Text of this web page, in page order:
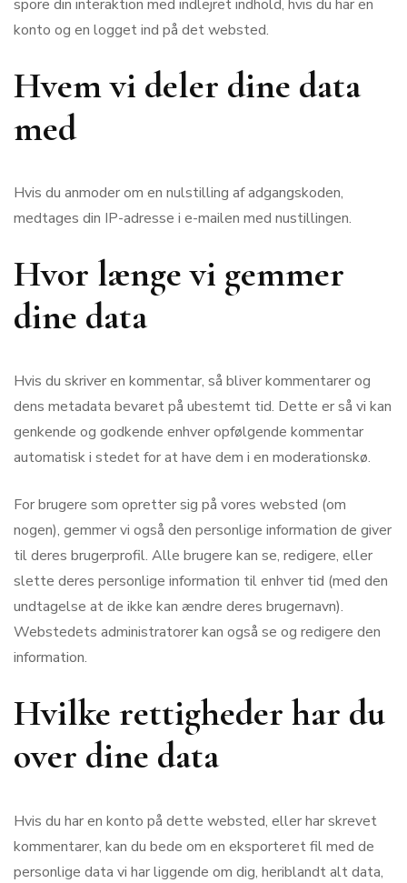
spore din interaktion med indlejret indhold, hvis du har en
konto og en logget ind på det websted.
Hvem vi deler dine data
med
Hvis du anmoder om en nulstilling af adgangskoden,
medtages din IP-adresse i e-mailen med nustillingen.
Hvor længe vi gemmer
dine data
Hvis du skriver en kommentar, så bliver kommentarer og
dens metadata bevaret på ubestemt tid. Dette er så vi kan
genkende og godkende enhver opfølgende kommentar
automatisk i stedet for at have dem i en moderationskø.
For brugere som opretter sig på vores websted (om
nogen), gemmer vi også den personlige information de giver
til deres brugerprofil. Alle brugere kan se, redigere, eller
slette deres personlige information til enhver tid (med den
undtagelse at de ikke kan ændre deres brugernavn).
Webstedets administratorer kan også se og redigere den
information.
Hvilke rettigheder har du
over dine data
Hvis du har en konto på dette websted, eller har skrevet
kommentarer, kan du bede om en eksporteret fil med de
personlige data vi har liggende om dig, heriblandt alt data,